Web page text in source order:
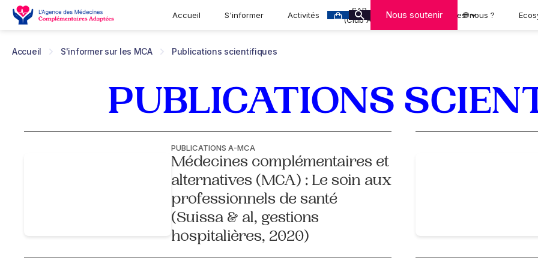
Accueil S'informer Activités
SAR-CAN
(Club A-MCA)
Qui sommes-nous ?
Nous soutenir 🌐
Accueil S'informer sur les MCA Publications scientifiques
PUBLICATIONS
PUBLICATIONS A-MCA
Médecines complémentaires et
alternatives (MCA) : Le soin aux
professionnels de santé
(Suissa & al, gestions
hospitalières, 2020)